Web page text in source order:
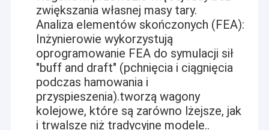
zwiększania własnej masy tary.
Analiza elementów skończonych (FEA):
Inżynierowie wykorzystują
oprogramowanie FEA do symulacji sił
"buff and draft" (pchnięcia i ciągnięcia
podczas hamowania i
przyspieszenia).tworzą wagony
kolejowe, które są zarówno lżejsze, jak
i trwalsze niż tradycyjne modele..